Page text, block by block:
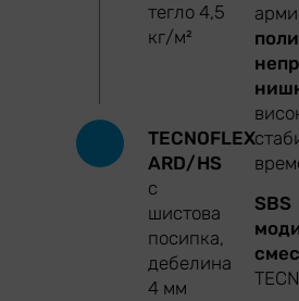
тегло 4,5
кг/м²
TECNOFLEX
ARD/HS
с
шистова
посипка,
дебелина
4 мм
SBS
смес